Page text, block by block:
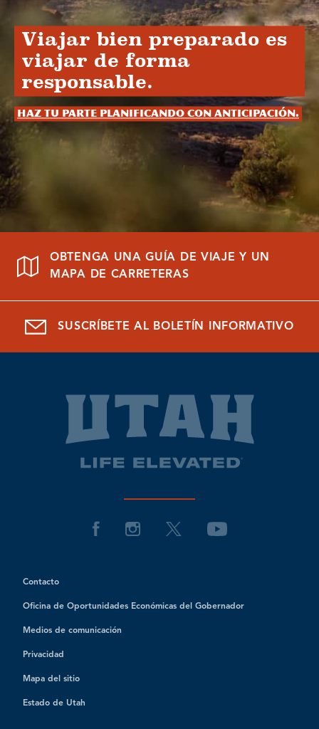
Viajar bien preparado es
viajar de forma
responsable.
Haz tu parte planificando con anticipación.
OBTENGA UNA GUÍA DE VIAJE Y UN
MAPA DE CARRETERAS
SUSCRÍBETE AL BOLETÍN INFORMATIVO
Contacto
Oficina de Oportunidades Económicas del Gobernador
Medios de comunicación
Privacidad
Mapa del sitio
Estado de Utah